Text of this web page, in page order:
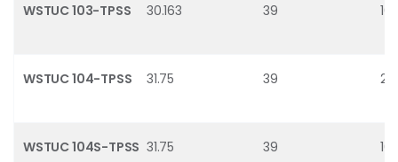
WSTUC 103-TPSS 30.163 39
WSTUC 104-TPSS 31.75 39
WSTUC 104S-TPSS 31.75 39